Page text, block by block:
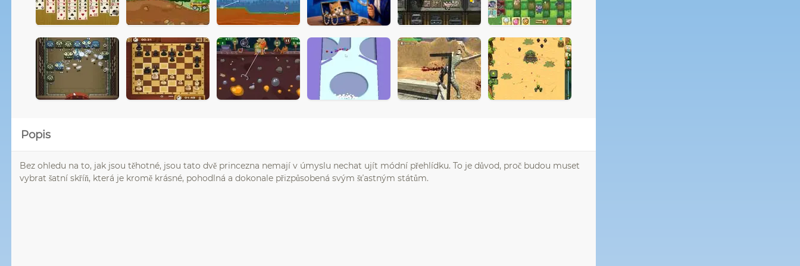
Popis
Bez ohledu na to, jak jsou těhotné, jsou tato dvě princezna nemají v úmyslu nechat ujít módní přehlídku. To je důvod, proč budou muset
vybrat šatní skříň, která je kromě krásné, pohodlná a dokonale přizpůsobená svým šťastným státům.